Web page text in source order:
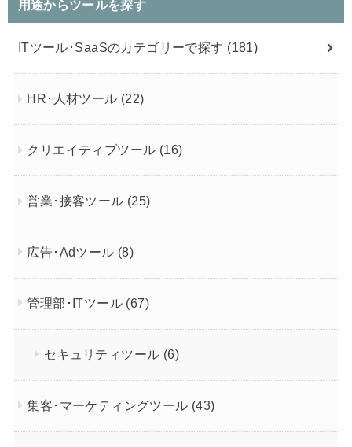
用途からツールを探す
ITツール･SaaSのカテゴリーで探す (181)
HR･人材ツール (22)
クリエイティブツール (16)
営業･接客ツール (25)
広告･Adツール (8)
管理部･ITツール (67)
セキュリティツール (6)
集客･マーケティングツール (43)